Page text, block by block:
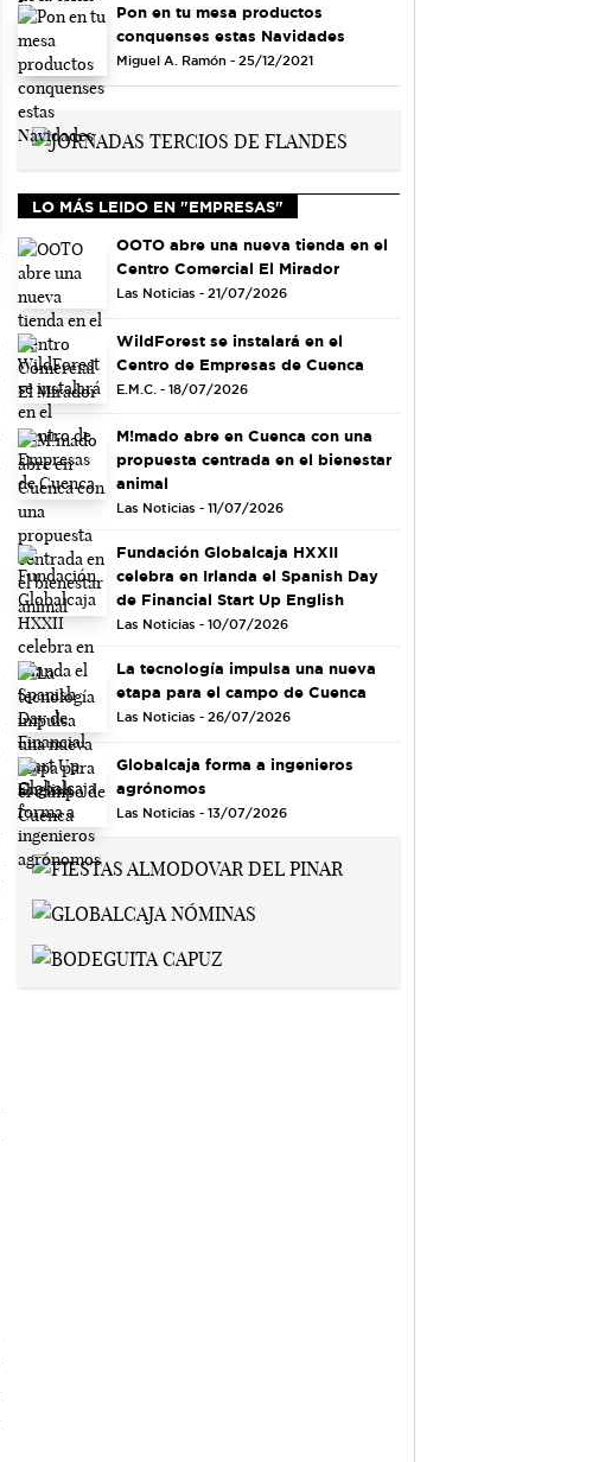
Pon en tu mesa productos
conquenses estas Navidades
Miguel A. Ramón - 25/12/2021
LO MÁS LEIDO EN "EMPRESAS"
OOTO abre una nueva tienda en el
Centro Comercial El Mirador
Las Noticias - 21/07/2026
WildForest se instalará en el
Centro de Empresas de Cuenca
E.M.C. - 18/07/2026
M!mado abre en Cuenca con una
propuesta centrada en el bienestar
animal
Las Noticias - 11/07/2026
Fundación Globalcaja HXXII
celebra en Irlanda el Spanish Day
de Financial Start Up English
Las Noticias - 10/07/2026
La tecnología impulsa una nueva
etapa para el campo de Cuenca
Las Noticias - 26/07/2026
Globalcaja forma a ingenieros
agrónomos
Las Noticias - 13/07/2026